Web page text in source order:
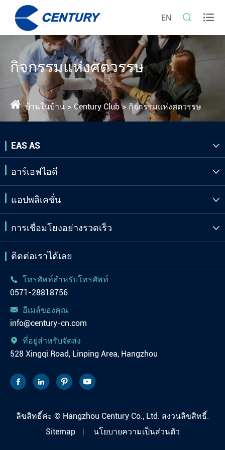
EN  
กิจกรรมแห่งศตวรรษ
บ้านในบ้าน Century Club กิจกรรมแห่งศตวรรษ
EAS AS 
อาร์เอฟไอดี 
แอปพลิเคชั่น 
การเชื่อมโยงอย่างรวดเร็ว 
ติดต่อเราได้เลย

โทรศัพท์สำหรับโทรศัพท์
0571-28818756

อีเมล์ของคุณ
info@century-cn.com

ที่อยู่สำหรับจัดส่ง
528 Xingqi Road, Linping Area, Hangzhou
   
ลิขสิทธิ์ค่ะ © Hangzhou Century Co., Ltd. สงวนลิขสิทธิ์.
Sitemap
นโยบายความเป็นส่วนตัว